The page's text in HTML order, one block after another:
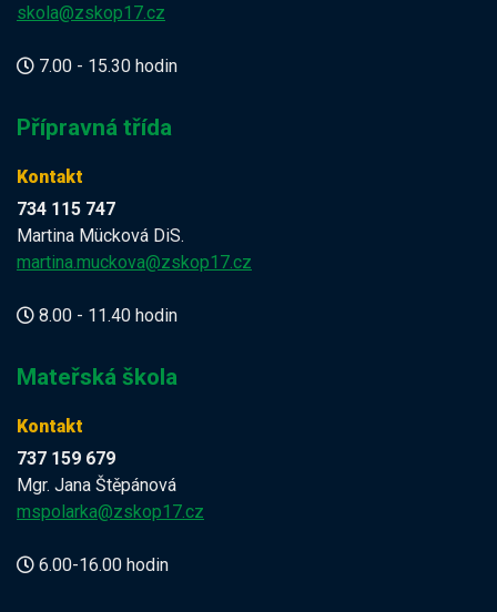
skola@zskop17.cz
7.00 - 15.30 hodin
Přípravná třída
Kontakt
734 115 747
Martina Mücková DiS.
martina.muckova@zskop17.cz
8.00 - 11.40 hodin
Mateřská škola
Kontakt
737 159 679
Mgr. Jana Štěpánová
mspolarka@zskop17.cz
6.00-16.00 hodin